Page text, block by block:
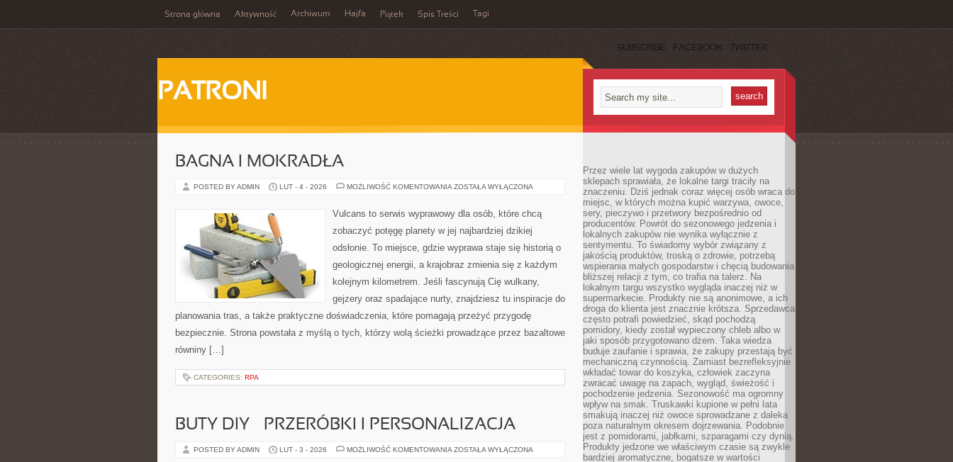
Strona główna Aktywność Archiwum Hajfa Piątek Spis Treści Tagi
SUBSCRIBE FACEBOOK TWITTER
PATRONI
BAGNA I MOKRADŁA
POSTED BY ADMIN LUT - 4 - 2026 MOŻLIWOŚĆ KOMENTOWANIA BAGNA
ZOSTAŁA WYŁĄCZONA
Vulcans to serwis wyprawowy dla osób, które chcą
zobaczyć potęgę planety w jej najbardziej dzikiej
odsłonie. To miejsce, gdzie wyprawa staje się historią o
geologicznej energii, a krajobraz zmienia się z każdym
kolejnym kilometrem. Jeśli fascynują Cię wulkany,
gejzery oraz spadające nurty, znajdziesz tu inspiracje do
planowania tras, a także praktyczne doświadczenia, które pomagają przeżyć przygodę
bezpiecznie. Strona powstała z myślą o tych, którzy wolą ścieżki prowadzące przez bazaltowe
równiny […]
CATEGORIES: RPA
BUTY DIY – PRZERÓBKI I PERSONALIZACJA
POSTED BY ADMIN LUT - 3 - 2026 MOŻLIWOŚĆ KOMENTOWANIA BUTY
ZOSTAŁA WYŁĄCZONA
Przez wiele lat wygoda zakupów w dużych
sklepach sprawiała, że lokalne targi traciły na
znaczeniu. Dziś jednak coraz więcej osób wraca do
miejsc, w których można kupić warzywa, owoce,
sery, pieczywo i przetwory bezpośrednio od
producentów. Powrót do sezonowego jedzenia i
lokalnych zakupów nie wynika wyłącznie z
sentymentu. To świadomy wybór związany z
jakością produktów, troską o zdrowie, potrzebą
wspierania małych gospodarstw i chęcią budowania
bliższej relacji z tym, co trafia na talerz. Na
lokalnym targu wszystko wygląda inaczej niż w
supermarkecie. Produkty nie są anonimowe, a ich
droga do klienta jest znacznie krótsza. Sprzedawca
często potrafi powiedzieć, skąd pochodzą
pomidory, kiedy został wypieczony chleb albo w
jaki sposób przygotowano dżem. Taka wiedza
buduje zaufanie i sprawia, że zakupy przestają być
mechaniczną czynnością. Zamiast bezrefleksyjnie
wkładać towar do koszyka, człowiek zaczyna
zwracać uwagę na zapach, wygląd, świeżość i
pochodzenie jedzenia. Sezonowość ma ogromny
wpływ na smak. Truskawki kupione w pełni lata
smakują inaczej niż owoce sprowadzane z daleka
poza naturalnym okresem dojrzewania. Podobnie
jest z pomidorami, jabłkami, szparagami czy dynią.
Produkty jedzone we właściwym czasie są zwykle
bardziej aromatyczne, bogatsze w wartości